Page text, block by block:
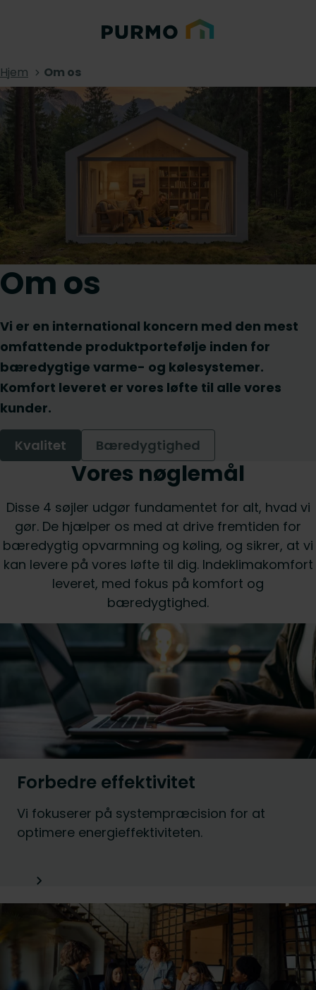
Hjem Om os
Om os
Vi er en international koncern med den mest
omfattende produktportefølje inden for
bæredygtige varme- og kølesystemer.
Komfort leveret er vores løfte til alle vores
kunder.
Kvalitet Bæredygtighed
Vores nøglemål
Disse 4 søjler udgør fundamentet for alt, hvad vi
gør. De hjælper os med at drive fremtiden for
bæredygtig opvarmning og køling, og sikrer, at vi
kan levere på vores løfte til dig. Indeklimakomfort
leveret, med fokus på komfort og
bæredygtighed.
Forbedre effektivitet
Vi fokuserer på systempræcision for at
optimere energieffektiviteten.